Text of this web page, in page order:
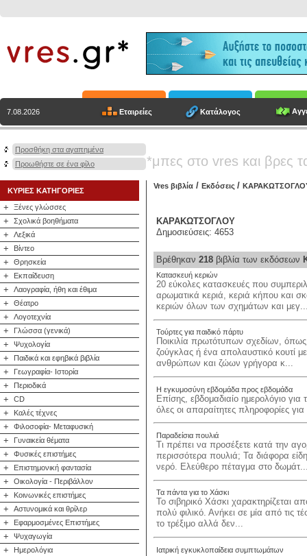
7.08.2026 Εταιρείες Κατάλογος
Προσθήκη στα αγαπημένα
Προωθήστε σε ένα φίλο
*μπες στο vres και βρες
ΚΥΡΙΕΣ ΚΑΤΗΓΟΡΙΕΣ
+ Ξένες γλώσσες
+ Σχολικά βοηθήματα
+ Λεξικά
+ Βίντεο
+ Θρησκεία
+ Εκπαίδευση
+ Λαογραφία, ήθη και έθιμα
+ Θέατρο
+ Λογοτεχνία
+ Γλώσσα (γενικά)
+ Ψυχολογία
+ Παιδικά και εφηβικά βιβλία
+ Γεωγραφία- Ιστορία
+ Περιοδικά
+ CD
+ Καλές τέχνες
+ Φιλοσοφία- Μεταφυσική
+ Γυναικεία θέματα
+ Φυσικές επιστήμες
+ Επιστημονική φαντασία
+ Οικολογία - Περιβάλλον
+ Κοινωνικές επιστήμες
+ Αστυνομικά και θρίλερ
+ Εφαρμοσμένες Επιστήμες
+ Ψυχαγωγία
+ Ημερολόγια
Vres βιβλία / Εκδόσεις /
ΚΑΡΑΚΩΤΣΟΓΛΟΥ
Δημοσιεύσεις: 4653
Βρέθηκαν 218 βιβλία των εκδόσεων
Κατασκευή κεριών
20 εύκολες κατασκευές που
αρωματικά κεριά, κεριά κήπου και
κεριών όλων των σχημάτων και
Τούρτες για παιδικό πάρτυ
Ποικιλία πρωτότυπων σχεδίων,
ζούγκλας ή ένα απολαυστικό κουτί
ανθρώπων και ζώων γρήγορα κ...
Η εγκυμοσύνη εβδομάδα προς εβδομάδα
Επίσης, εβδομαδιαίο ημερολόγιο
όλες οι απαραίτητες πληροφορίες
Παραδείσια πουλιά
Τι πρέπει να προσέξετε κατά την
περισσότερα πουλιά; Τα διάφορα
νερό. Ελεύθερο πέταγμα στο
Τα πάντα για το Χάσκι
Το σιβηρικό Χάσκι χαρακτηρίζεται
πολύ φιλικό. Ανήκει σε μία από τις
το τρέξιμο αλλά δεν...
Ιατρική εγκυκλοπαίδεια συμπτωμάτων